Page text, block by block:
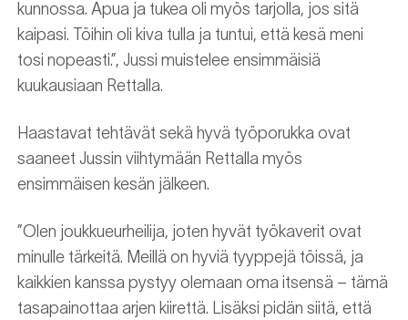
kunnossa. Apua ja tukea oli myös tarjolla, jos sitä
kaipasi. Töihin oli kiva tulla ja tuntui, että kesä meni
tosi nopeasti.”, Jussi muistelee ensimmäisiä
kuukausiaan Rettalla.
Haastavat tehtävät sekä hyvä työporukka ovat
saaneet Jussin viihtymään Rettalla myös
ensimmäisen kesän jälkeen.
”Olen joukkueurheilija, joten hyvät työkaverit ovat
minulle tärkeitä. Meillä on hyviä tyyppejä töissä, ja
kaikkien kanssa pystyy olemaan oma itsensä – tämä
tasapainottaa arjen kiirettä. Lisäksi pidän siitä, että